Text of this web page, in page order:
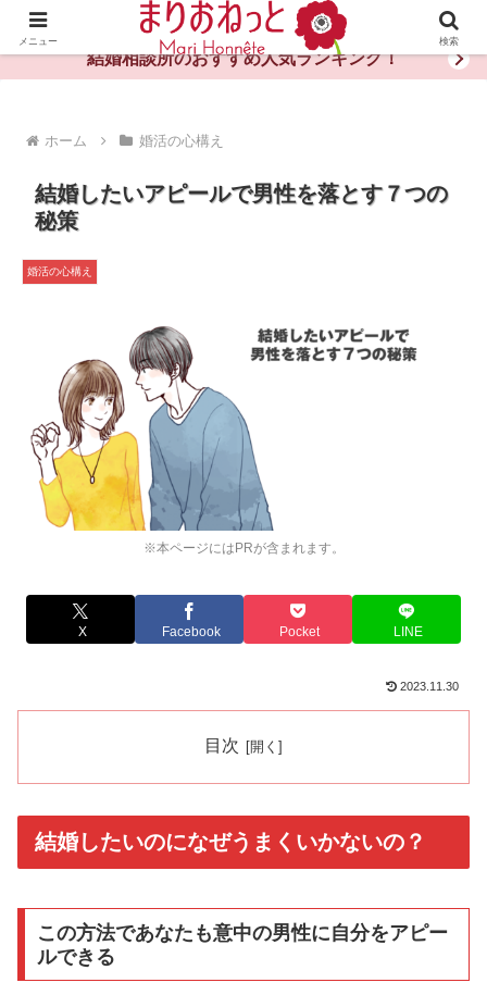
婚活や出会いの体験談・評判・秘訣がわかる情報サイト
結婚相談所のおすすめ人気ランキング！
ホーム 婚活の心構え
結婚したいアピールで男性を落とす７つの
秘策
※本ページにはPRが含まれます。
婚活の心構え
X Facebook Pocket LINE
2023.11.30
目次
結婚したいのになぜうまくいかないの？
この方法であなたも意中の男性に自分をアピー
ルできる
メニュー 検索